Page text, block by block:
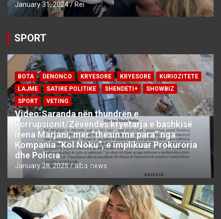
January 31, 2024 Rei
SPORT
BOTA DENONCO KRYESORE KRYESORE
KURIOZITETE
LAJME
SATIRE POLITIKE SHENDETI+
SHOWBIZ
SPORT
VETING
Video:Saranda nën thundrën e
korrupsionit/Zëvëndës kryetarja e bashkisë
Irena Marjani, mer “thesin me para” nga
Kompania “Kol Noku”, e implikuar Prokuroria
dhe Policia
January 28, 2025 alba-news